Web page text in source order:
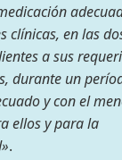
clínicas, en las
a sus
durante un
y con el
ellos y para la
.